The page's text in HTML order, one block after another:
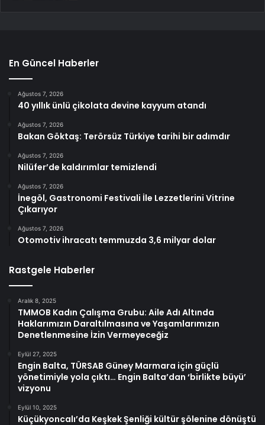
En Güncel Haberler
Ağustos 7, 2026
40 yıllık ünlü çikolata devine kayyum atandı
Ağustos 7, 2026
Bakan Göktaş: Terörsüz Türkiye tarihi bir adımdır
Ağustos 7, 2026
Nilüfer’de kaldırımlar temizlendi
Ağustos 7, 2026
İnegöl, Gastronomi Festivali İle Lezzetlerini Vitrine
Çıkarıyor
Ağustos 7, 2026
Otomotiv ihracatı temmuzda 3,6 milyar dolar
Rastgele Haberler
Aralık 8, 2025
TMMOB Kadın Çalışma Grubu: Aile Adı Altında
Haklarımızın Daraltılmasına ve Yaşamlarımızın
Denetlenmesine İzin Vermeyeceğiz
Eylül 27, 2025
Engin Balta, TÜRSAB Güney Marmara için güçlü
yönetimiyle yola çıktı… Engin Balta’dan ‘birlikte büyü’
vizyonu
Eylül 10, 2025
Küçükyoncalı’da Keşkek Şenliği kültür şölenine dönüştü